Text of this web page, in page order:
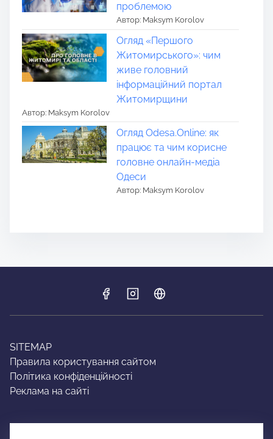
проблемою
Автор: Maksym Korolov
Огляд «Першого
Житомирського»: чим
живе головний
інформаційний портал
Житомирщини
Автор: Maksym Korolov
Огляд Odesa.Online: як
працює та чим корисне
головне онлайн-медіа
Одеси
Автор: Maksym Korolov
SITEMAP
Правила користування сайтом
Політика конфіденційності
Реклама на сайті